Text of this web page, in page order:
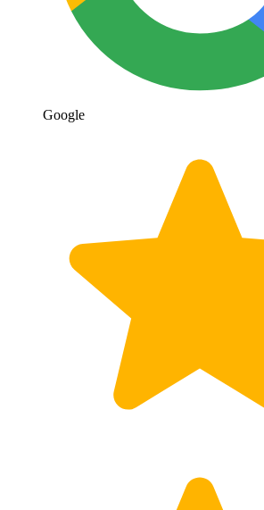
Google